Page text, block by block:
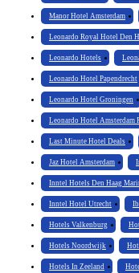
Manor Hotel Amsterdam
Leonardo Royal Hotel Den
Leonardo Hotels
Leonardo Hotel Papendrecht
Leonardo Hotel Groningen
Leonardo Hotel Amsterdam
Last Minute Hotel Deals
Jaz Hotel Amsterdam
Inntel Hotels Den Haag
Inntel Hotel Utrecht
Hotels Valkenburg
Hotels Noordwijk
Hotels In Zeeland